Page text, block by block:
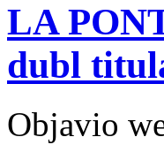
LA
dubl
Objavio